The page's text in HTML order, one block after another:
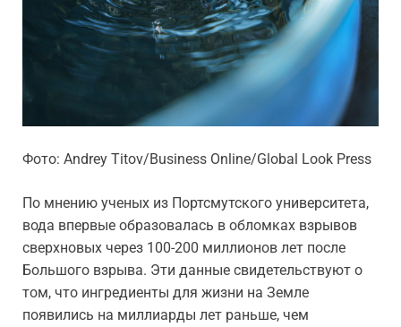
Фото: Andrey Titov/Business Online/Global Look Press
По мнению ученых из Портсмутского университета,
вода впервые образовалась в обломках взрывов
сверхновых через 100-200 миллионов лет после
Большого взрыва. Эти данные свидетельствуют о
том, что ингредиенты для жизни на Земле
появились на миллиарды лет раньше, чем